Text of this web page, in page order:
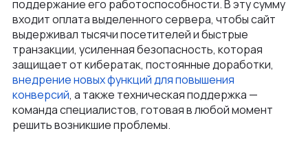
поддержание его работоспособности. В эту сумму
входит оплата выделенного сервера, чтобы сайт
выдерживал тысячи посетителей и быстрые
транзакции, усиленная безопасность, которая
защищает от кибератак, постоянные доработки,
внедрение новых функций для повышения
конверсий, а также техническая поддержка —
команда специалистов, готовая в любой момент
решить возникшие проблемы.